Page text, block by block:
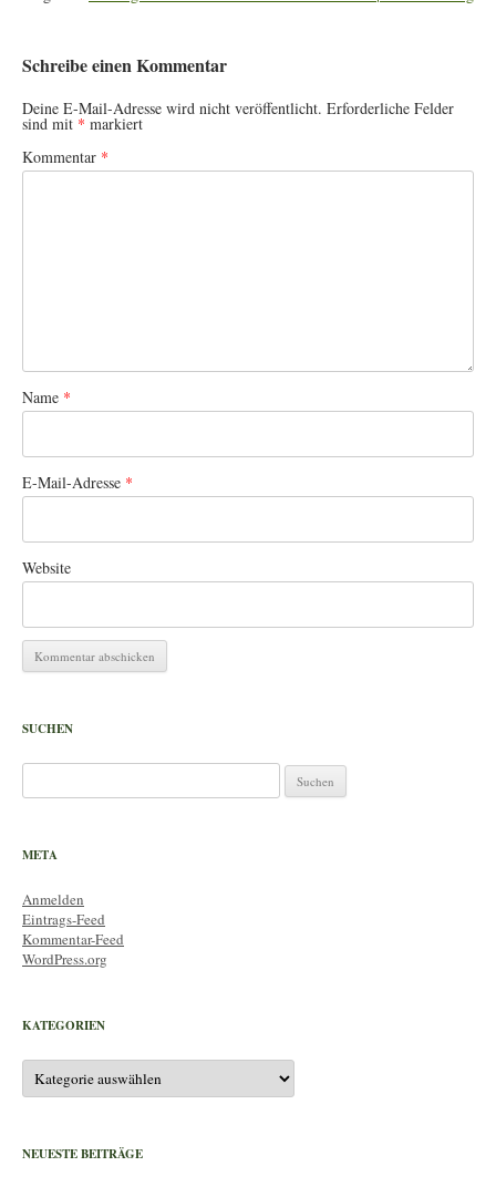
Schreibe einen Kommentar
Deine E-Mail-Adresse wird nicht veröffentlicht. Erforderliche Felder
sind mit * markiert
Kommentar *
Name *
E-Mail-Adresse *
Website
SUCHEN
nach:
META
Anmelden
Eintrags-Feed
Kommentar-Feed
WordPress.org
KATEGORIEN
Kategorien
NEUESTE BEITRÄGE